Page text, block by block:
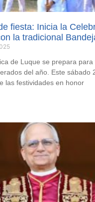
fiesta: Inicia la
la tradicional
de Luque se prepara
del año. Este sábado
las festividades en honor